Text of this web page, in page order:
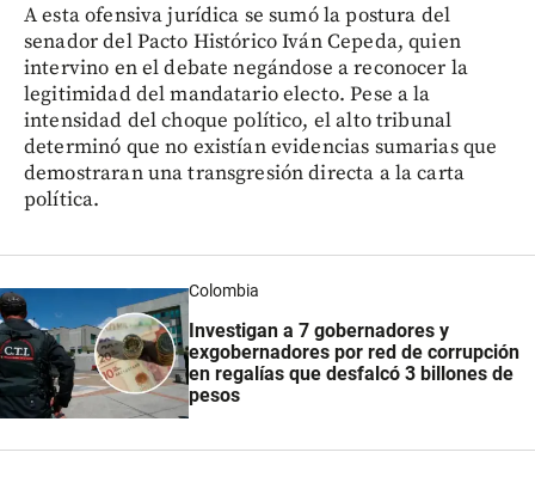
A esta ofensiva jurídica se sumó la postura del
senador del Pacto Histórico Iván Cepeda, quien
intervino en el debate negándose a reconocer la
legitimidad del mandatario electo. Pese a la
intensidad del choque político, el alto tribunal
determinó que no existían evidencias sumarias que
demostraran una transgresión directa a la carta
política.
Colombia
Investigan a 7 gobernadores y
exgobernadores por red de corrupción
en regalías que desfalcó 3 billones de
pesos